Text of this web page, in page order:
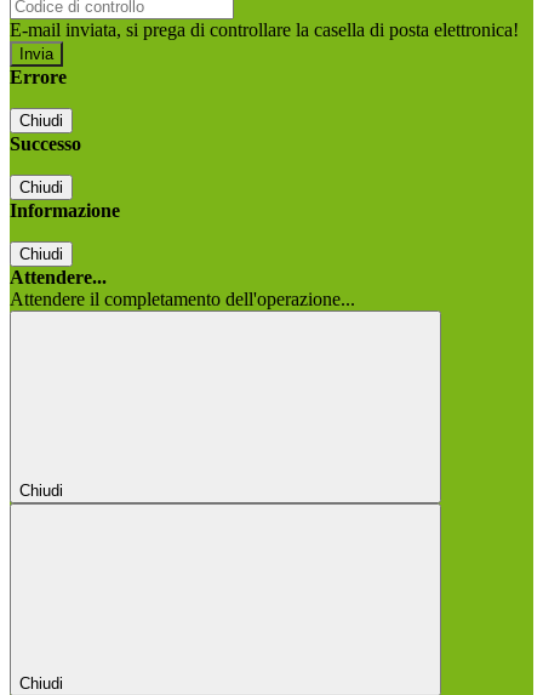
E-mail inviata, si prega di controllare la casella di posta elettronica!
Errore
Chiudi
Successo
Chiudi
Informazione
Chiudi
Attendere...
Attendere il completamento dell'operazione...
Chiudi
Chiudi